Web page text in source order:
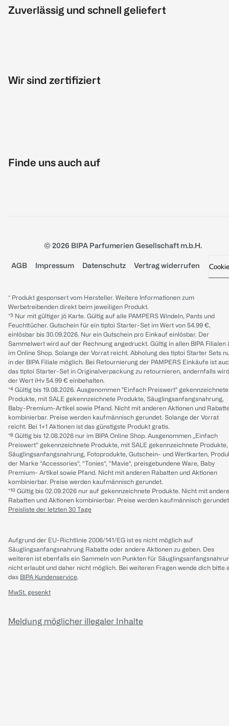
Zuverlässig und schnell geliefert
Wir sind zertifiziert
Finde uns auch auf
© 2026 BIPA Parfumerien Gesellschaft m.b.H.
AGB Impressum Datenschutz Vertrag widerrufen
* Produkt gesponsert vom Hersteller. Weitere Informationen zum
Werbetreibenden direkt beim jeweiligen Produkt.
*³ Nur mit gültiger jö Karte. Gültig auf alle PAMPERS Windeln, Pants und
Feuchttücher. Gutschein für ein tiptoi Starter-Set im Wert von 54.99 €,
einlösbar bis 30.09.2026. Nur ein Gutschein pro Einkauf einlösbar. Der
Sammelwert wird auf der Rechnung angedruckt. Gültig in allen BIPA Filialen
im Online Shop. Solange der Vorrat reicht. Abholung des tiptoi Starter Sets
in der BIPA Filiale möglich. Bei Retournierung der PAMPERS Einkäufe ist
das tiptoi Starter-Set in Originalverpackung zu retournieren, andernfalls wird
der Wert iHv 54.99 € einbehalten.
*⁴ Gültig bis 19.08.2026. Ausgenommen "Einfach Preiswert" gekennzeichnete
Produkte, mit SALE gekennzeichnete Produkte, Säuglingsanfangsnahrung,
Baby-Premium-Artikel sowie Pfand. Nicht mit anderen Aktionen und
kombinierbar. Preise werden kaufmännisch gerundet. Solange der Vorrat
reicht. Bei 1+1 Aktionen ist das günstigste Produkt gratis.
*⁸ Gültig bis 12.08.2026 nur im BIPA Online Shop. Ausgenommen „Einfach
Preiswert“ gekennzeichnete Produkte, mit SALE gekennzeichnete Produkte,
Säuglingsanfangsnahrung, Fotoprodukte, Gutschein- und Wertkarten,
der Marke “Accessories“, “Tonies“, “Mavie“, preisgebundene Ware, Baby
Premium- Artikel sowie Pfand. Nicht mit anderen Rabatten und Aktionen
kombinierbar. Preise werden kaufmännisch gerundet.
*¹⁰ Gültig bis 02.09.2026 nur auf gekennzeichnete Produkte. Nicht mit
Rabatten und Aktionen kombinierbar. Preise werden kaufmännisch
Preisliste der letzten 30 Tage
Aufgrund der EU-Richtlinie 2006/141/EG ist es nicht möglich auf
Säuglingsanfangsnahrung Rabatte oder andere Aktionen zu geben. Des
weiteren ist ebenfalls ein Sammeln von Punkten für
nicht erlaubt und daher nicht möglich. Bei weiteren Fragen wende dich bitte
das BIPA Kundenservice.
MwSt. gesenkt
Meldung möglicher illegaler Inhalte